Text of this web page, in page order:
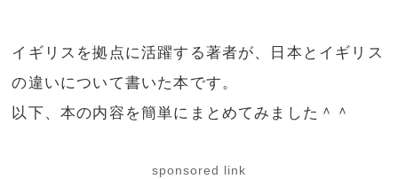
イギリスを拠点に活躍する著者が、日本とイギリス
の違いについて書いた本です。
以下、本の内容を簡単にまとめてみました＾＾
sponsored link